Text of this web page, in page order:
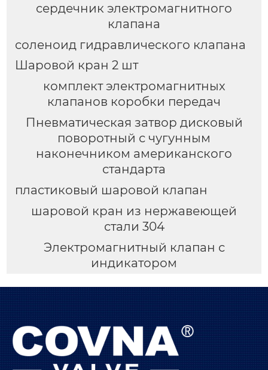
сердечник электромагнитного
клапана
соленоид гидравлического клапана
Шаровой кран 2 шт
комплект электромагнитных
клапанов коробки передач
Пневматическая затвор дисковый
поворотный с чугунным
наконечником американского
стандарта
пластиковый шаровой клапан
шаровой кран из нержавеющей
стали 304
Электромагнитный клапан с
индикатором